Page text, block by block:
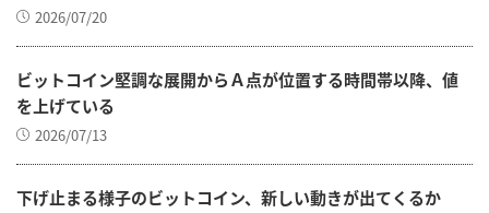
2026/07/20
ビットコイン堅調な展開からＡ点が位置する時間帯以降、値
を上げている
2026/07/13
下げ止まる様子のビットコイン、新しい動きが出てくるか